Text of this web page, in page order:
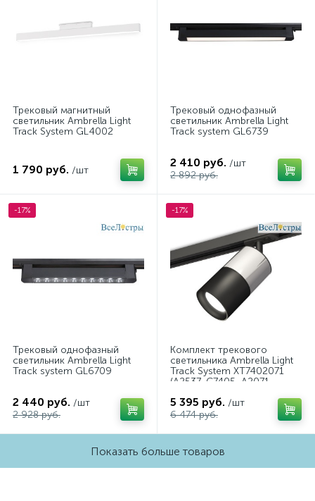
Трековый магнитный
светильник Ambrella Light
Track System GL4002
1 790 руб. /шт
Трековый однофазный
светильник Ambrella Light
Track system GL6739
2 410 руб. /шт
2 892 руб.
-17%
Трековый однофазный
светильник Ambrella Light
Track system GL6709
2 440 руб. /шт
2 928 руб.
-17%
Комплект трекового
светильника Ambrella Light
Track System XT7402071
(A2537, C7405, A2071,
5 395 руб. /шт
6 474 руб.
Показать больше товаров